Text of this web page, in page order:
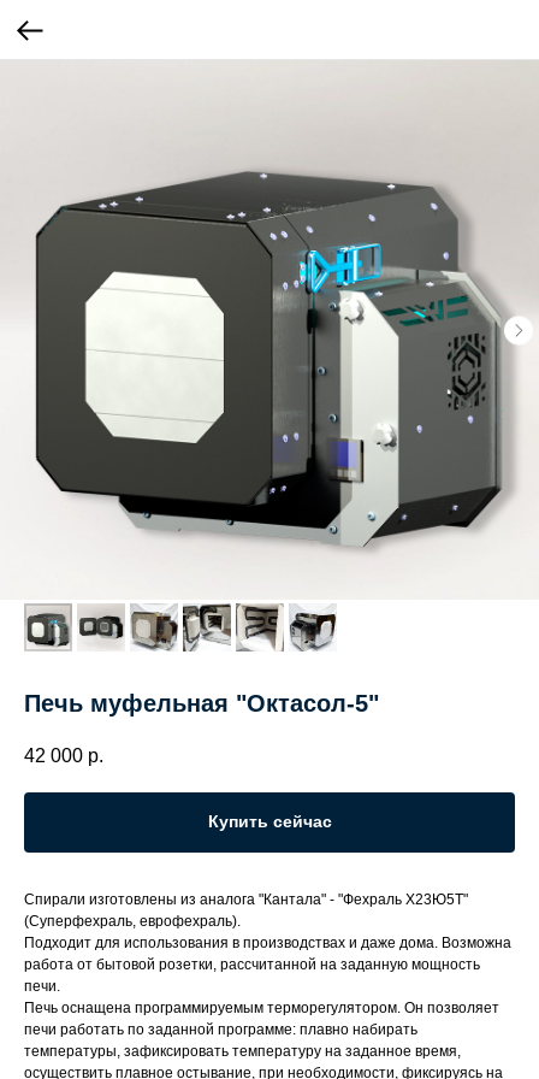
Печь муфельная "Октасол-5"
42 000 р.
Купить сейчас
Спирали изготовлены из аналога "Кантала" - "Фехраль Х23Ю5Т"
(Суперфехраль, еврофехраль).
Подходит для использования в производствах и даже дома. Возможна
работа от бытовой розетки, рассчитанной на заданную мощность
печи.
Печь оснащена программируемым терморегулятором. Он позволяет
печи работать по заданной программе: плавно набирать
температуры, зафиксировать температуру на заданное время,
осуществить плавное остывание, при необходимости, фиксируясь на